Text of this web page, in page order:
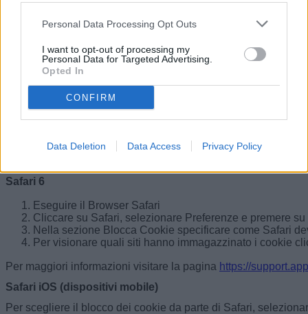
Personal Data Processing Opt Outs
I want to opt-out of processing my
Personal Data for Targeted Advertising.
Opted In
CONFIRM
Data Deletion Data Access Privacy Policy
Selezionare il menù Opzioni
Selezionare il pannello Privacy e Sicurezza
Spostarsi alla sezione Cronologia
Alla voce Impostazioni cronologia: selezionare utilizza
Per attivare i cookie, contrassegnare la voce Accetta i
Per maggiori informazioni visitare la pagina
Internet Explorer
Safari 6
Eseguire il Browser Safari
Cliccare su Safari, selezionare Preferenze e premere
Nella sezione Blocca Cookie specificare come Safari
Per visionare quali siti hanno immagazzinato i cookie
Per maggiori informazioni visitare la pagina https://
Safari iOS (dispositivi mobile)
Per scegliere il blocco dei cookie da parte di Safari,